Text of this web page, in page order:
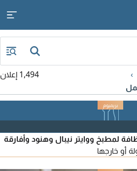
1,494 إعلان
لمطبخ ووايتر نيبال وهنود وأفارقة
أو خارجها